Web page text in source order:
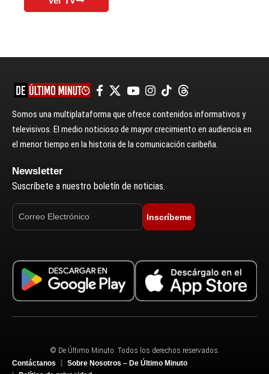
Somos una multiplataforma que ofrece contenidos informativos y
televisivos. El medio noticioso de mayor crecimiento en audiencia en
el menor tiempo en la historia de la comunicación caribeña.
Newsletter
Suscríbete a nuestro boletín de noticias.
Inscríbeme
© De Último Minuto. Todos los derechos reservados.
Contáctanos
Sobre Nosotros – De Último Minuto